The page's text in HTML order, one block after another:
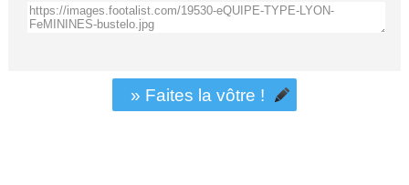
» Faites la vôtre !